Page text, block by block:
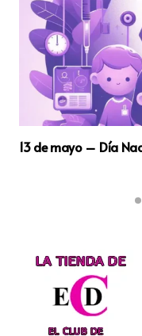
Hospitalizado